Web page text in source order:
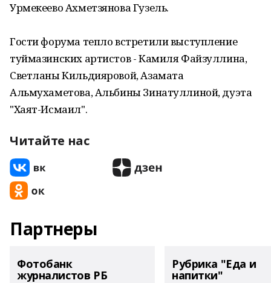
Урмекеево Ахметзянова Гузель.
Гости форума тепло встретили выступление
туймазинских артистов - Камиля Файзуллина,
Светланы Кильдияровой, Азамата
Альмухаметова, Альбины Зинатуллиной, дуэта
"Хаят-Исмаил".
Читайте нас
Партнеры
Фотобанк
журналистов РБ
Рубрика "Еда и
напитки"